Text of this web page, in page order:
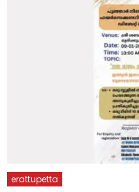
erattupetta